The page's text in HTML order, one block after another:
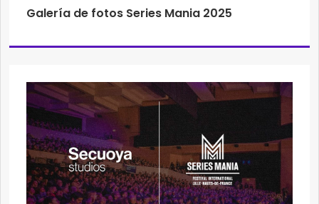
Galería de fotos Series Mania 2025